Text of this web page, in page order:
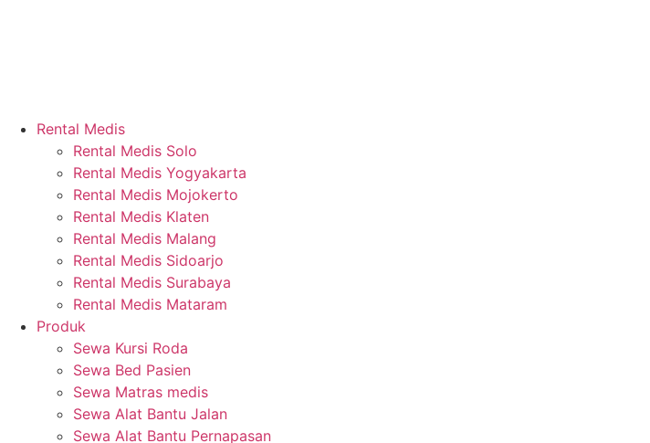
Rental Medis
Rental Medis Solo
Rental Medis Yogyakarta
Rental Medis Mojokerto
Rental Medis Klaten
Rental Medis Malang
Rental Medis Sidoarjo
Rental Medis Surabaya
Rental Medis Mataram
Produk
Sewa Kursi Roda
Sewa Bed Pasien
Sewa Matras medis
Sewa Alat Bantu Jalan
Sewa Alat Bantu Pernapasan